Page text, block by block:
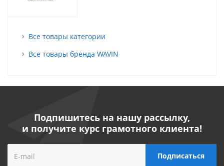
Все товары категории
Все товары бренда WAVIN
Подпишитесь на нашу рассылку,
и получите курс грамотного клиента!